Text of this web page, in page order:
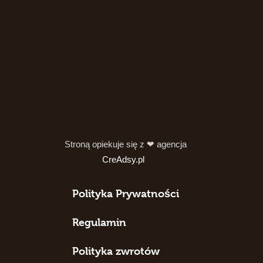
Stroną opiekuje się z ❤ agencja
CreAdsy.pl
Polityka Prywatności
Regulamin
Polityka zwrotów